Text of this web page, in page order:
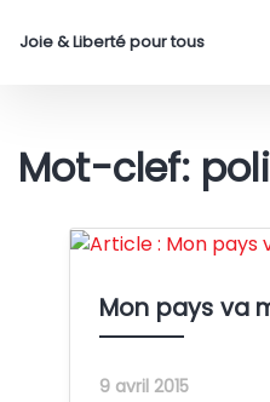
Joie & Liberté pour tous
Mot-clef:
Mon pays va
9 avril 2015